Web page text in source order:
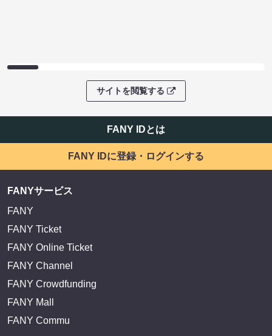
サイトを閲覧する
FANY IDとは
FANY IDに登録・ログインする
FANYサービス
FANY
FANY Ticket
FANY Online Ticket
FANY Channel
FANY Crowdfunding
FANY Mall
FANY Commu